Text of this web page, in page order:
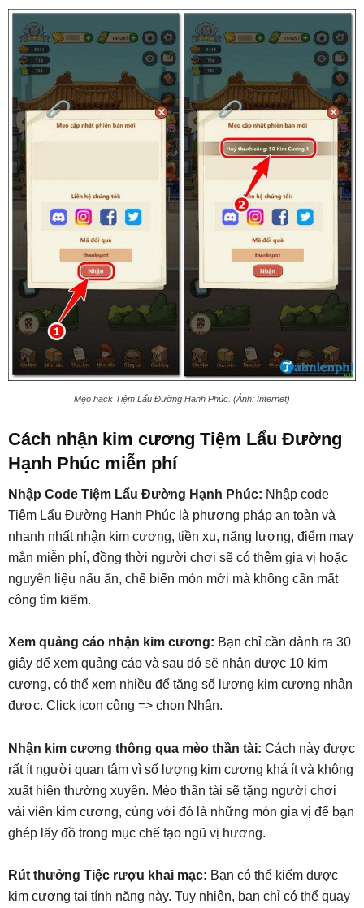
Mẹo hack Tiệm Lẩu Đường Hạnh Phúc. (Ảnh: Internet)
Cách nhận kim cương Tiệm Lẩu Đường
Hạnh Phúc miễn phí
Nhập Code Tiệm Lẩu Đường Hạnh Phúc: Nhập code
Tiệm Lẩu Đường Hạnh Phúc là phương pháp an toàn và
nhanh nhất nhận kim cương, tiền xu, năng lượng, điểm may
mắn miễn phí, đồng thời người chơi sẽ có thêm gia vị hoặc
nguyên liệu nấu ăn, chế biến món mới mà không cần mất
công tìm kiếm.
Xem quảng cáo nhận kim cương: Bạn chỉ cần dành ra 30
giây để xem quảng cáo và sau đó sẽ nhận được 10 kim
cương, có thể xem nhiều để tăng số lượng kim cương nhận
được. Click icon cộng => chọn Nhận.
Nhận kim cương thông qua mèo thần tài: Cách này được
rất ít người quan tâm vì số lượng kim cương khá ít và không
xuất hiện thường xuyên. Mèo thần tài sẽ tặng người chơi
vài viên kim cương, cùng với đó là những món gia vị để bạn
ghép lấy đồ trong mục chế tạo ngũ vị hương.
Rút thưởng Tiệc rượu khai mạc: Bạn có thể kiếm được
kim cương tại tính năng này. Tuy nhiên, bạn chỉ có thể quay